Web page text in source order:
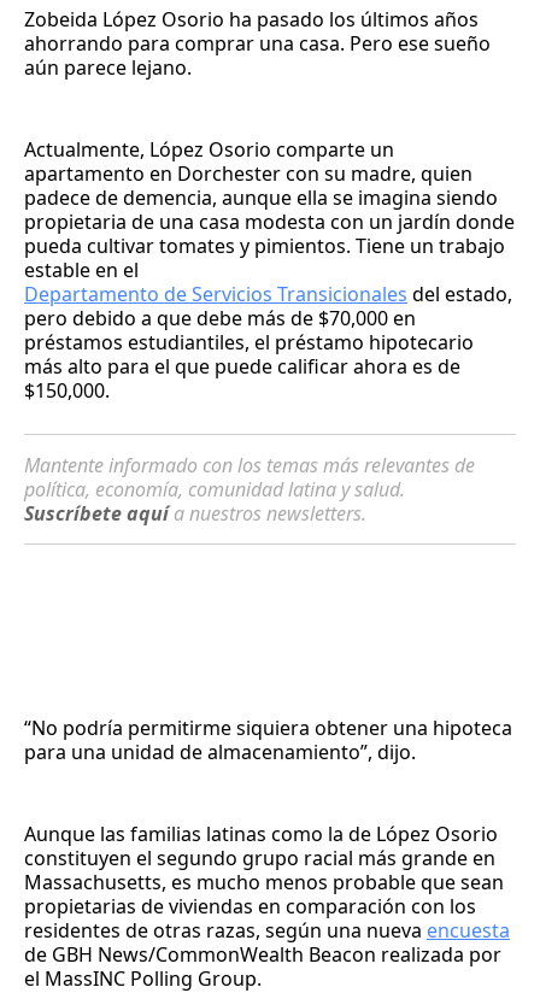
Zobeida López Osorio ha pasado los últimos años
ahorrando para comprar una casa. Pero ese sueño
aún parece lejano.
Actualmente, López Osorio comparte un
apartamento en Dorchester con su madre, quien
padece de demencia, aunque ella se imagina siendo
propietaria de una casa modesta con un jardín donde
pueda cultivar tomates y pimientos. Tiene un trabajo
estable en el
Departamento de Servicios Transicionales del estado,
pero debido a que debe más de $70,000 en
préstamos estudiantiles, el préstamo hipotecario
más alto para el que puede calificar ahora es de
$150,000.
Mantente informado con los temas más relevantes de
política, economía, comunidad latina y salud.
Suscríbete aquía nuestros newsletters.
“No podría permitirme siquiera obtener una hipoteca
para una unidad de almacenamiento”, dijo.
Aunque las familias latinas como la de López Osorio
constituyen el segundo grupo racial más grande en
Massachusetts, es mucho menos probable que sean
propietarias de viviendas en comparación con los
residentes de otras razas, según una nueva encuesta
de GBH News/CommonWealth Beacon realizada por
el MassINC Polling Group.